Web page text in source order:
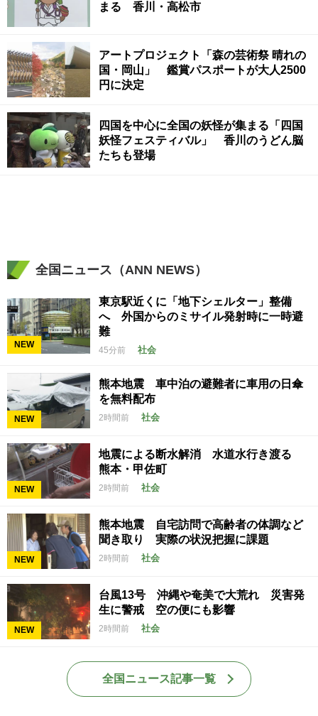
まる 香川・高松市
アートプロジェクト「森の芸術祭 晴れの
国・岡山」 鑑賞パスポートが大人2500
円に決定
四国を中心に全国の妖怪が集まる「四国
妖怪フェスティバル」 香川のうどん脳
たちも登場
全国ニュース（ANN NEWS）
NEW
東京駅近くに「地下シェルター」整備
へ 外国からのミサイル発射時に一時避
難
45分前 社会
NEW
熊本地震 車中泊の避難者に車用の日傘
を無料配布
2時間前 社会
NEW
地震による断水解消 水道水行き渡る
熊本・甲佐町
2時間前 社会
NEW
熊本地震 自宅訪問で高齢者の体調など
聞き取り 実際の状況把握に課題
2時間前 社会
NEW
台風13号 沖縄や奄美で大荒れ 災害発
生に警戒 空の便にも影響
2時間前 社会
全国ニュース記事一覧